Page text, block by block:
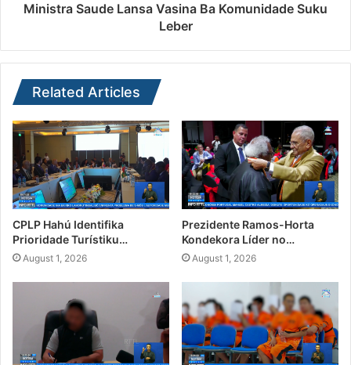
Ministra Saude Lansa Vasina Ba Komunidade Suku
Leber
Related Articles
CPLP Hahú Identifika
Prioridade Turístiku…
August 1, 2026
Prezidente Ramos-Horta
Kondekora Líder no…
August 1, 2026